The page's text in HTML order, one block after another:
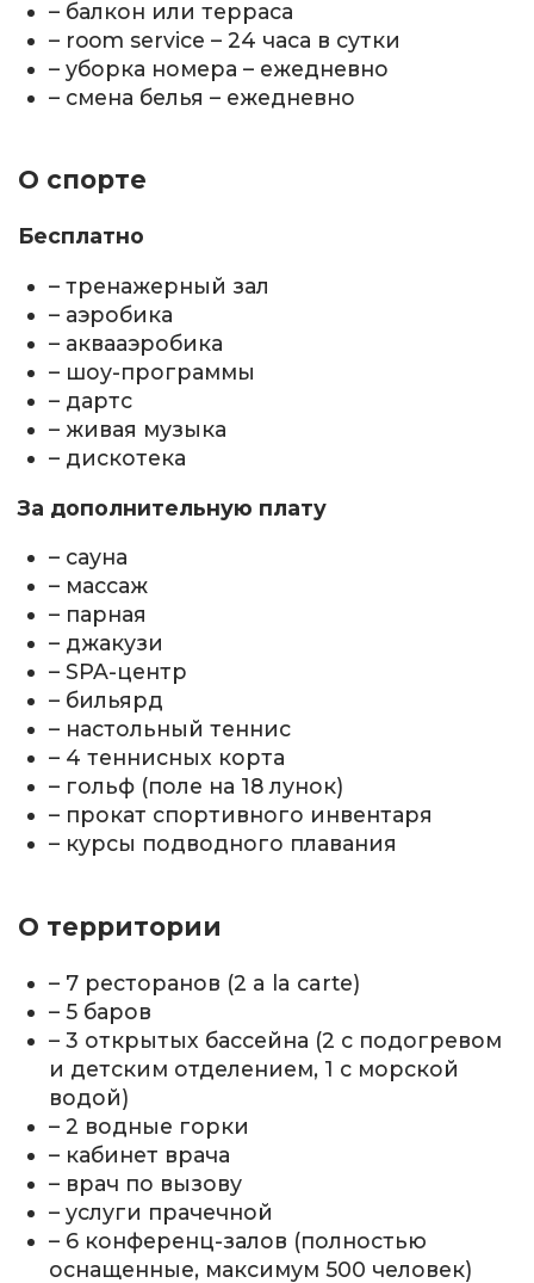
– балкон или терраса
– room service – 24 часа в сутки
– уборка номера – ежедневно
– смена белья – ежедневно
О спорте
Бесплатно
– тренажерный зал
– аэробика
– аквааэробика
– шоу-программы
– дартс
– живая музыка
– дискотека
За дополнительную плату
– сауна
– массаж
– парная
– джакузи
– SPA-центр
– бильярд
– настольный теннис
– 4 теннисных корта
– гольф (поле на 18 лунок)
– прокат спортивного инвентаря
– курсы подводного плавания
О территории
– 7 ресторанов (2 a la carte)
– 5 баров
– 3 открытых бассейна (2 с подогревом
и детским отделением, 1 с морской
водой)
– 2 водные горки
– кабинет врача
– врач по вызову
– услуги прачечной
– 6 конференц-залов (полностью
оснащенные, максимум 500 человек)